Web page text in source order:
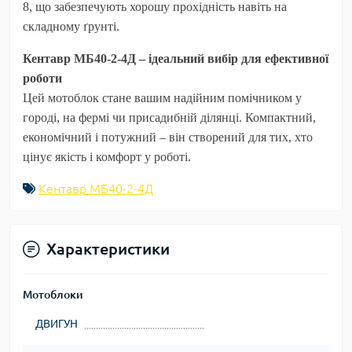
8, що забезпечують хорошу прохідність навіть на
складному ґрунті.
Кентавр МБ40-2-4Д – ідеальний вибір для ефективної
роботи
Цей мотоблок стане вашим надійним помічником у
городі, на фермі чи присадибній ділянці. Компактний,
економічний і потужний – він створений для тих, хто
цінує якість і комфорт у роботі.
Кентавр МБ40-2-4Д
Характеристики
Мотоблоки
ДВИГУН